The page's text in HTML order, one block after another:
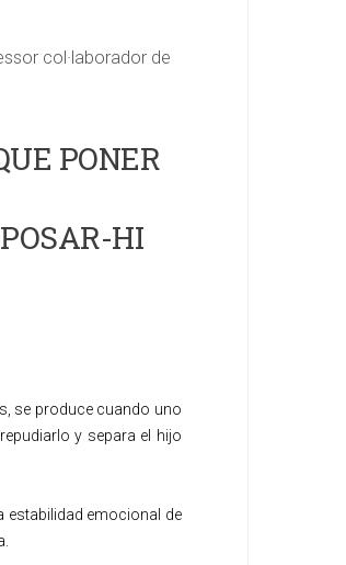
col·laborador de
PONER
HI
se produce cuando uno
y separa el hijo
estabilidad emocional de